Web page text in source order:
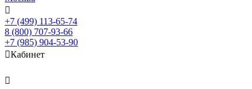

+7 (499) 113-65-74
8 (800) 707-93-66
+7 (985) 904-53-90
Кабинет
